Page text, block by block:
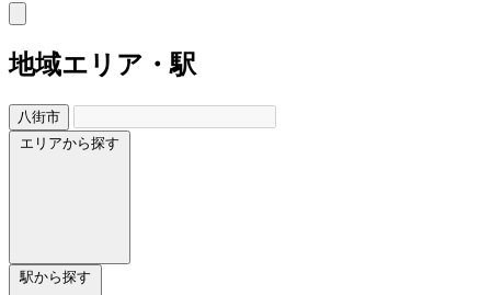
地域エリア・駅
八街市
エリアから探す
駅から探す